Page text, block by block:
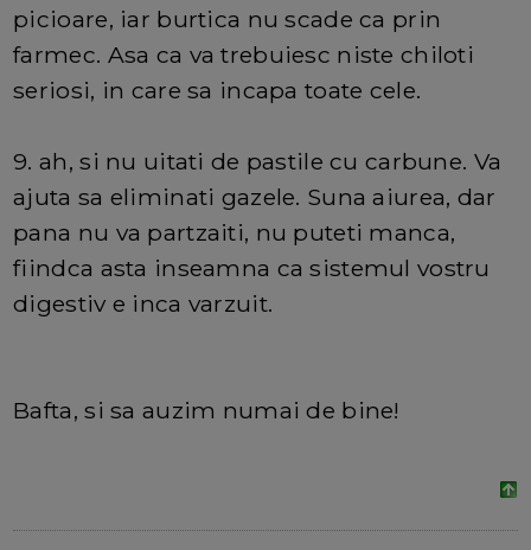
picioare, iar burtica nu scade ca prin
farmec. Asa ca va trebuiesc niste chiloti
seriosi, in care sa incapa toate cele.
9. ah, si nu uitati de pastile cu carbune. Va
ajuta sa eliminati gazele. Suna aiurea, dar
pana nu va partzaiti, nu puteti manca,
fiindca asta inseamna ca sistemul vostru
digestiv e inca varzuit.
Bafta, si sa auzim numai de bine!